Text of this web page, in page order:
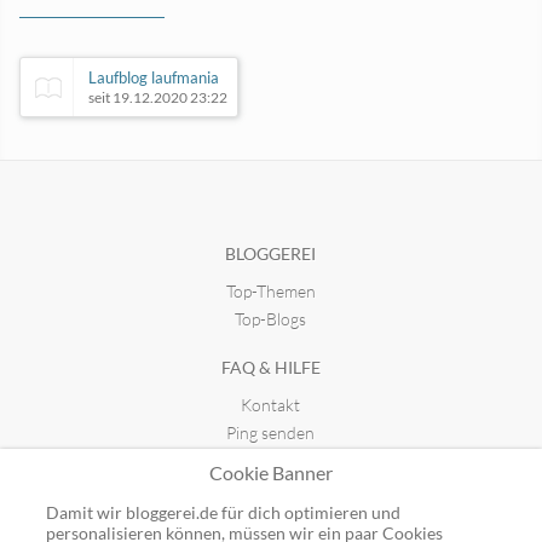
Laufblog laufmania
seit 19.12.2020 23:22
Glubb-Blog Nürnberg
BLOGGEREI
Top-Themen
Top-Blogs
FAQ & HILFE
Kontakt
Ping senden
GUTSCHEINE
Cookie Banner
Damit wir bloggerei.de für dich optimieren und
personalisieren können, müssen wir ein paar Cookies